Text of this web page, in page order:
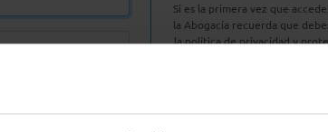
Si es la primera vez que
la Abogacía recuerda que
la política de privacidad y
Entrar